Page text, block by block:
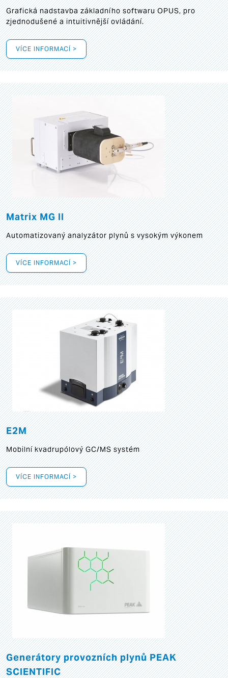
Grafickánadstavba základního softwaru OPUS, pro
zjednodušené a intuitivnější ovládání.
VÍCE INFORMACÍ >
Matrix MG II
Automatizovaný analyzátor plynů s vysokým výkonem
VÍCE INFORMACÍ >
E2M
Mobilní kvadrupólový GC/MS systém
VÍCE INFORMACÍ >
Generátory provozních plynů PEAK
SCIENTIFIC